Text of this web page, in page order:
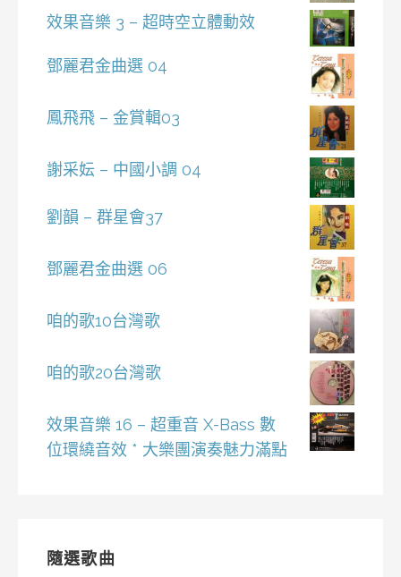
效果音樂 3 – 超時空立體動效
鄧麗君金曲選 04
鳳飛飛 – 金賞輯03
謝采妘 – 中國小調 04
劉韻 – 群星會37
鄧麗君金曲選 06
咱的歌10台灣歌
咱的歌20台灣歌
效果音樂 16 – 超重音 X-Bass 數
位環繞音效 * 大樂團演奏魅力滿點
隨選歌曲